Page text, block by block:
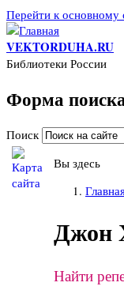
Перейти к
VEKTORDUHA.RU
Библиотеки России
Форма
Поиск
Вы здесь
Джон
Найти